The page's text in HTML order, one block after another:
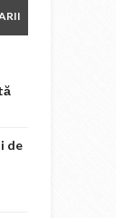
de